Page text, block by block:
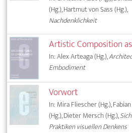
(Hg.), Hartmut von Sass (Hg.),
Nachdenklichkeit
Artistic Composition
In: Alex Arteaga (Hg.),
Embodiment
Vorwort
In: Mira Fliescher (Hg.),
(Hg.), Dieter Mersch (Hg.),
Praktiken visuellen Denkens